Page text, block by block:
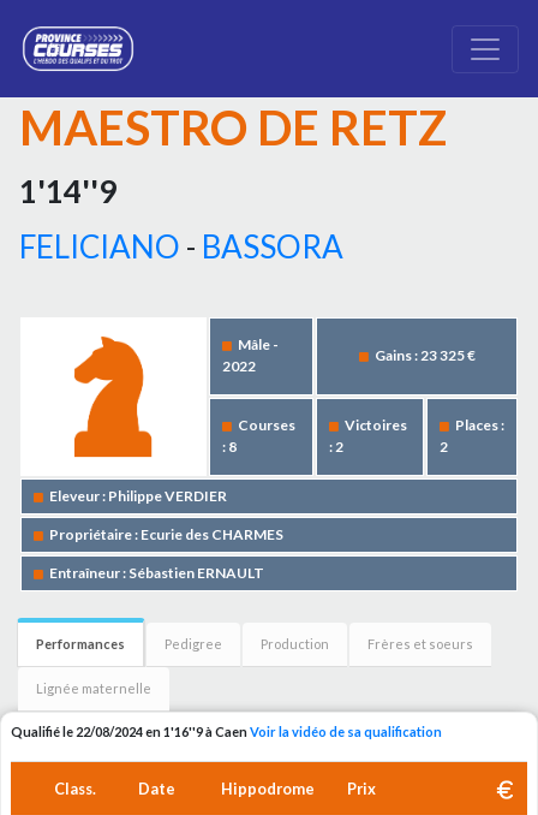
MAESTRO DE RETZ
1'14''9
FELICIANO - BASSORA
Mâle -
2022
Gains : 23 325 €
Courses
: 8
Victoires
: 2
Places :
2
Eleveur : Philippe VERDIER
Propriétaire : Ecurie des CHARMES
Entraîneur : Sébastien ERNAULT
Performances Pedigree Production Frères et soeurs
Lignée maternelle
Qualifié le 22/08/2024 en 1'16''9 à CaenVoir la vidéo de sa qualification
Class. Date Hippodrome Prix